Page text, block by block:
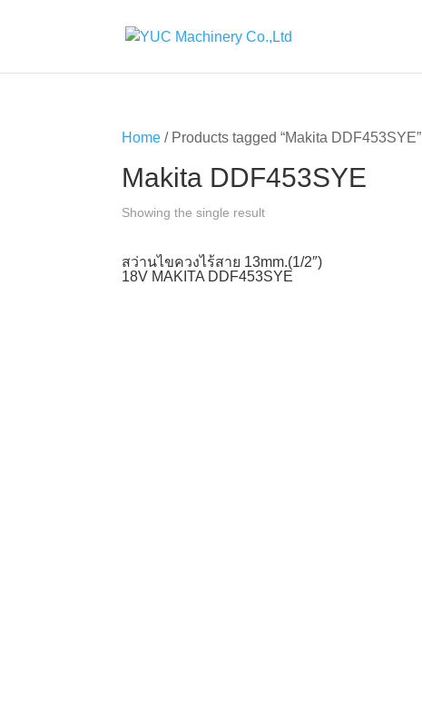
Home / Products tagged “Makita DDF453SYE”
Makita DDF453SYE
Showing the single result
สว่านไขควงไร้สาย 13mm.(1/2″)
18V MAKITA DDF453SYE